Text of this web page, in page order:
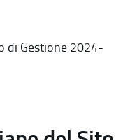
di Gestione 2024-